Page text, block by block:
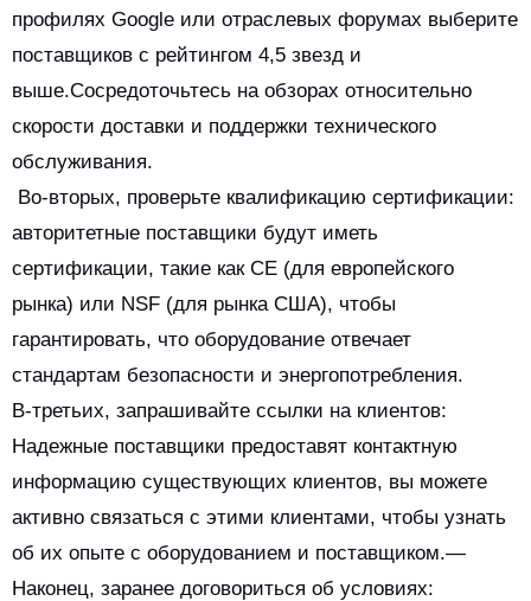
профилях Google или отраслевых форумах выберите
поставщиков с рейтингом 4,5 звезд и
выше.Сосредоточьтесь на обзорах относительно
скорости доставки и поддержки технического
обслуживания.
Во-вторых, проверьте квалификацию сертификации:
авторитетные поставщики будут иметь
сертификации, такие как CE (для европейского
рынка) или NSF (для рынка США), чтобы
гарантировать, что оборудование отвечает
стандартам безопасности и энергопотребления.
В-третьих, запрашивайте ссылки на клиентов:
Надежные поставщики предоставят контактную
информацию существующих клиентов, вы можете
активно связаться с этими клиентами, чтобы узнать
об их опыте с оборудованием и поставщиком.—
Наконец, заранее договориться об условиях: